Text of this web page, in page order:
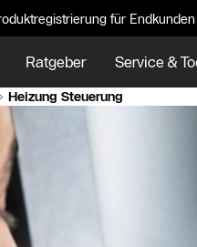
für Endkunden
Ratgeber Service &
Heizung Steuerung